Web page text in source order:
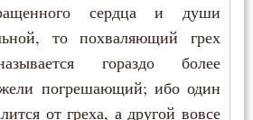
сердца и души
то похваляющий грех
гораздо более
погрешающий; ибо один
от греха, а другой вовсе